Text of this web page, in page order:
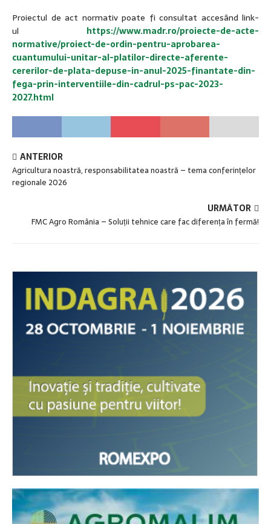
Proiectul de act normativ poate fi consultat accesând link-
ul https://www.madr.ro/proiecte-de-acte-
normative/proiect-de-ordin-pentru-aprobarea-
cuantumului-unitar-al-platilor-directe-aferente-
cererilor-de-plata-depuse-in-anul-2025-finantate-din-
fega-prin-interventiile-din-cadrul-ps-pac-2023-
2027.html
ANTERIOR
Agricultura noastră, responsabilitatea noastră – tema conferințelor
regionale 2026
URMĂTOR
FMC Agro România – Soluții tehnice care fac diferența în fermă!